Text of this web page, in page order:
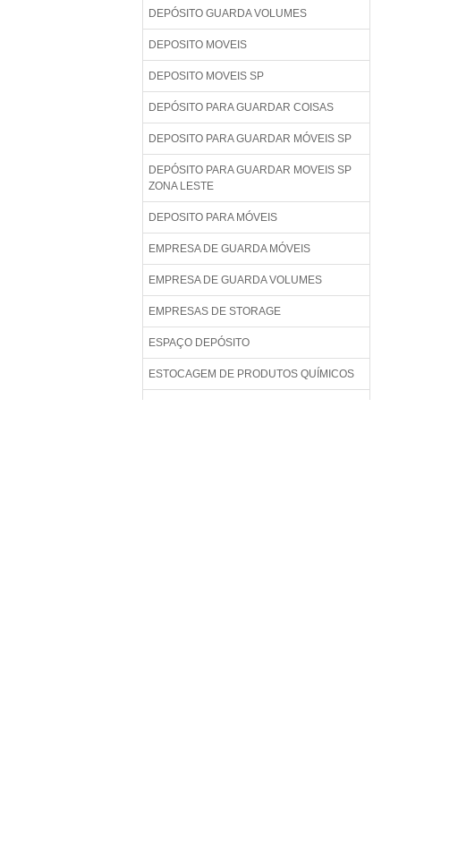
DEPÓSITO GUARDA VOLUMES
DEPOSITO MOVEIS
DEPOSITO MOVEIS SP
DEPÓSITO PARA GUARDAR COISAS
DEPOSITO PARA GUARDAR MÓVEIS SP
DEPÓSITO PARA GUARDAR MOVEIS SP
ZONA LESTE
DEPOSITO PARA MÓVEIS
EMPRESA DE GUARDA MÓVEIS
EMPRESA DE GUARDA VOLUMES
EMPRESAS DE STORAGE
ESPAÇO DEPÓSITO
ESTOCAGEM DE PRODUTOS QUÍMICOS